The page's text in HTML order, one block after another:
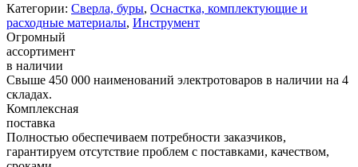
Категории: Сверла, буры, Оснастка, комплектующие и
расходные материалы, Инструмент
Огромный
ассортимент
в наличии
Свыше 450 000 наименований электротоваров в наличии на 4
складах.
Комплексная
поставка
Полностью обеспечиваем потребности заказчиков,
гарантируем отсутствие проблем с поставками, качеством,